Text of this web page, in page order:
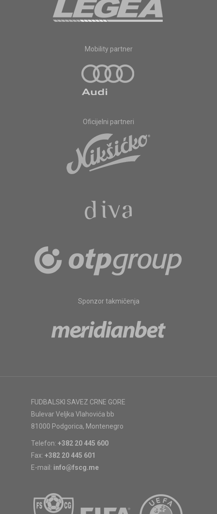
Mobility partner
Oficijelni partneri
Sponzor takmičenja
FUDBALSKI SAVEZ CRNE GORE
Bulevar Veljka Vlahovića bb
81000 Podgorica, Montenegro
Telefon: +382 20 445 600
Fax: +382 20 445 601
E-mail: info@fscg.me